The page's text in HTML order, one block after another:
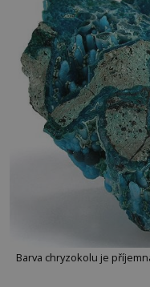
Barva chryzokolu je